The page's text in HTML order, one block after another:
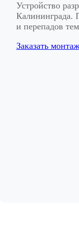
Устройство
Калининграда.
и перепадов
Заказать